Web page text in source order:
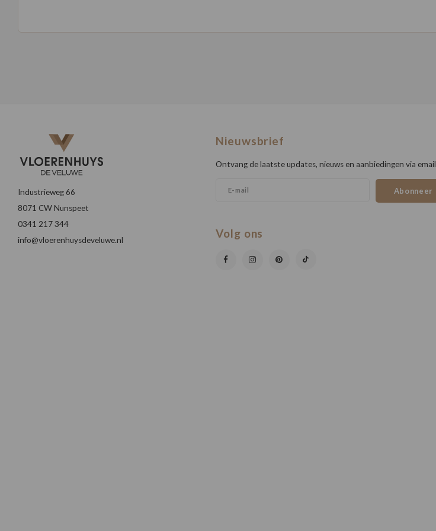
Industrieweg 66
8071 CW Nunspeet
0341 217 344
info@vloerenhuysdeveluwe.nl
Nieuwsbrief
Ontvang de laatste updates, nieuws en aanbiedingen via email
Abonneer
Volg ons